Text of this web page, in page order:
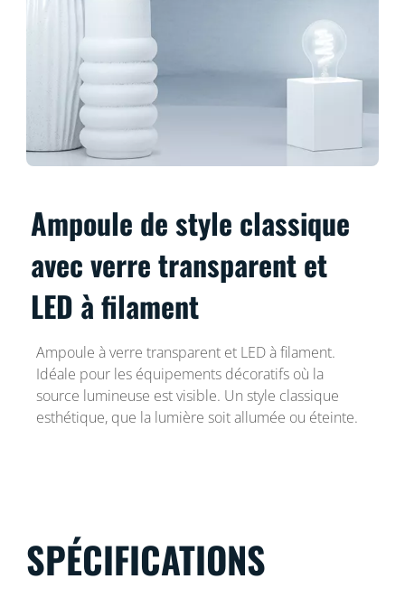
Ampoule de style classique
avec verre transparent et
LED à filament
Ampoule à verre transparent et LED à filament.
Idéale pour les équipements décoratifs où la
source lumineuse est visible. Un style classique
esthétique, que la lumière soit allumée ou éteinte.
SPÉCIFICATIONS